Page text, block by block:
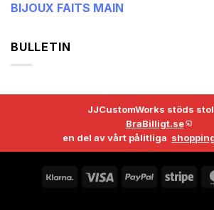
BIJOUX FAITS MAIN
BULLETIN
JJCustomWorks stöds
BraBilligt.se
en del av vårt pålitliga